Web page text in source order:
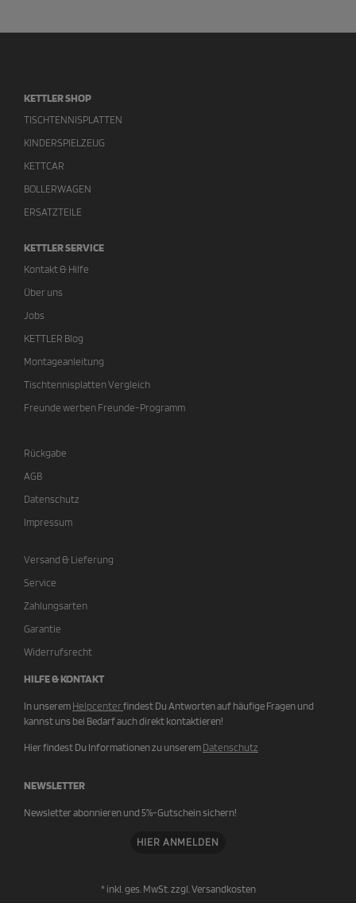
KETTLER SHOP
TISCHTENNISPLATTEN
KINDERSPIELZEUG
KETTCAR
BOLLERWAGEN
ERSATZTEILE
KETTLER SERVICE
Kontakt & Hilfe
Über uns
Jobs
KETTLER Blog
Montageanleitung
Tischtennisplatten Vergleich
Freunde werben Freunde-Programm
Rückgabe
AGB
Datenschutz
Impressum
Versand & Lieferung
Service
Zahlungsarten
Garantie
Widerrufsrecht
HILFE & KONTAKT
In unserem Helpcenter findest Du Antworten auf häufige Fragen und
kannst uns bei Bedarf auch direkt kontaktieren!
Hier findest Du Informationen zu unserem Datenschutz
NEWSLETTER
Newsletter abonnieren und 5%-Gutschein sichern!
HIER ANMELDEN
* inkl. ges. MwSt. zzgl. Versandkosten